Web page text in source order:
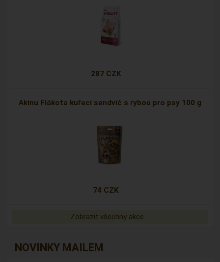
287 CZK
Akinu Flákota kuřecí sendvič s rybou pro psy 100 g
74 CZK
Zobrazit všechny akce ...
NOVINKY MAILEM